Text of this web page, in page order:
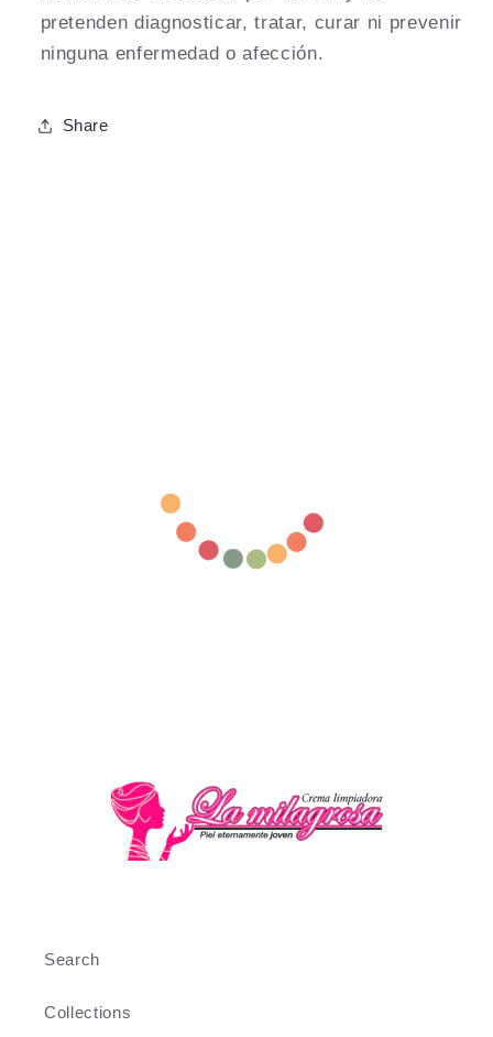
pretenden diagnosticar, tratar, curar ni prevenir
ninguna enfermedad o afección.
Share
Search
Collections